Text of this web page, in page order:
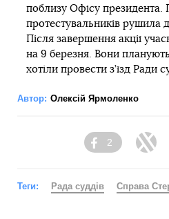
поблизу Офісу президента.
протестувальників рушила
Після завершення акції
на 9 березня. Вони
хотіли провести з’їзд Ради
Автор: Олексій Ярмоленко
Facebook
2
Теги: Рада суддів Справа